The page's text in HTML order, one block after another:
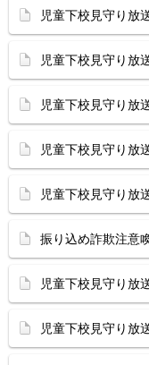
児童下校見守り放
児童下校見守り放
児童下校見守り放
児童下校見守り放
児童下校見守り放
振り込め詐欺注意
児童下校見守り放
児童下校見守り放